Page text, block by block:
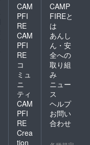
CAM
PFI
RE
CAM
PFI
RE
コ
ミュ
ニ
ティ
CAM
PFI
RE
Crea
tion
CAMP
FIREと
は
あんし
ん・安
全への
取り組
み
ニュー
ス
ヘルプ
お問い
合わせ